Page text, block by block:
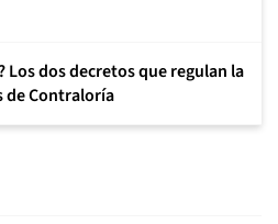
dos decretos que regulan la
de Contraloría